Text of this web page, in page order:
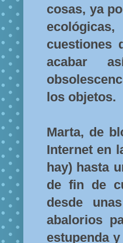
cosas, ya
cuestiones
acabar
los objetos.
Marta, de
Internet en
hay) hasta
de fin de
desde
abalorios
estupenda